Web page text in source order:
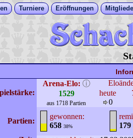
Turniere Eröffnungen
Arena-Elo: ⓘ
1529
aus 1718 Partien
heute
0
Partien:
gewonnen:
658 38%
179